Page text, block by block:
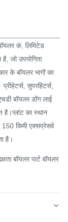
कं, लिमिटेड
जो उपयोगिता
के बॉयलर भागों का
सुपरहिटर्स,
बॉयलर डोंग लाई
है।प्लांट का स्थान
150 किमी एक्सप्रेसवे
है।